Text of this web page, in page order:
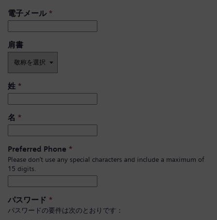
電子メール*
肩書 ​
姓 *
名 *
Preferred Phone *
Please don’t use any special characters and include a maximum of
15 digits.
パスワード *
パスワードの要件は次のとおりです：